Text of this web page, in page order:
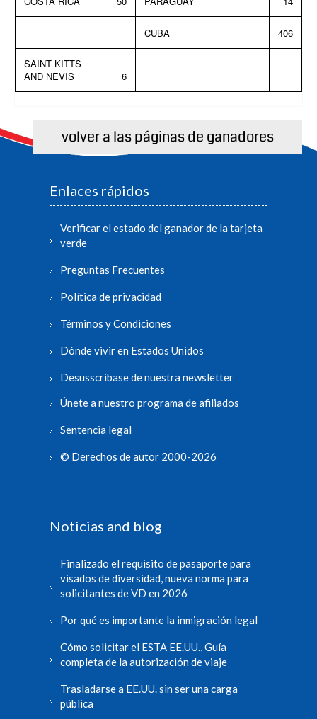
CUBA 406
SAINT KITTS
AND NEVIS
6
volver a las páginas de ganadores
Enlaces rápidos
Verificar el estado del ganador de la tarjeta
verde
Preguntas Frecuentes
Política de privacidad
Términos y Condiciones
Dónde vivir en Estados Unidos
Desusscribase de nuestra newsletter
Únete a nuestro programa de afiliados
Sentencia legal
© Derechos de autor 2000-2026
Noticias and blog
Finalizado el requisito de pasaporte para
visados de diversidad, nueva norma para
solicitantes de VD en 2026
Por qué es importante la inmigración legal
Cómo solicitar el ESTA EE.UU., Guía
completa de la autorización de viaje
Trasladarse a EE.UU. sin ser una carga
pública